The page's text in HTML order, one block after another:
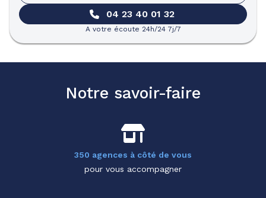
04 23 40 01 32
A votre écoute 24h/24 7j/7
Notre savoir-faire
350 agences à côté de vous
pour vous accompagner